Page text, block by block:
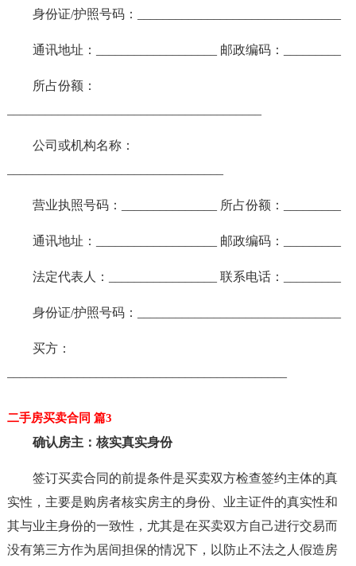
身份证/护照号码：________________________________
通讯地址：___________________ 邮政编码：_________
所占份额：
公司或机构名称：
营业执照号码：_______________ 所占份额：_________
通讯地址：___________________ 邮政编码：_________
法定代表人：_________________ 联系电话：_________
身份证/护照号码：________________________________
买方：
二手房买卖合同 篇3
确认房主：核实真实身份
签订买卖合同的前提条件是买卖双方检查签约主体的真
实性，主要是购房者核实房主的身份、业主证件的真实性和
其与业主身份的一致性，尤其是在买卖双方自己进行交易而
没有第三方作为居间担保的情况下，以防止不法之人假造房